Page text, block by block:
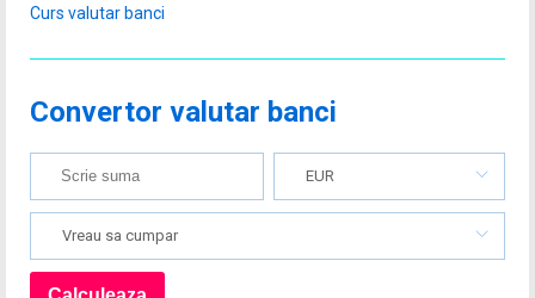
Curs valutar banci
Convertor valutar banci
EUR
Vreau sa cumpar